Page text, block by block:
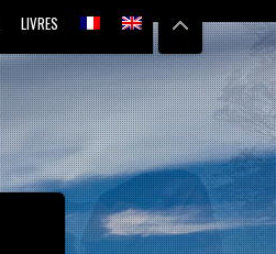
LIVRES